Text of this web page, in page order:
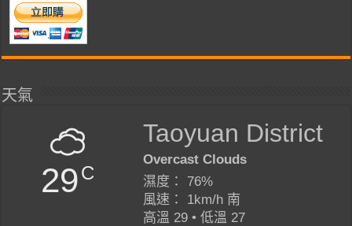
天氣
29C
Taoyuan District
Overcast Clouds
濕度： 76%
風速： 1km/h 南
高溫 29 • 低溫 27